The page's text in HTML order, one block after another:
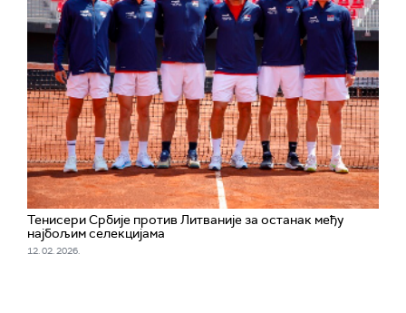
Тенисери Србије против Литваније за останак међу
најбољим селекцијама
12. 02. 2026.